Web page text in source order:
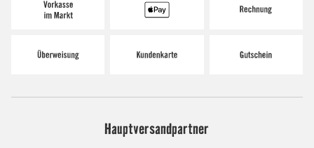
Hauptversandpartner